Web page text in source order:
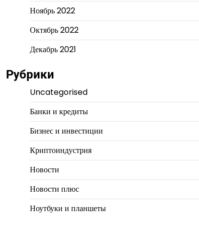
Ноябрь 2022
Октябрь 2022
Декабрь 2021
Рубрики
Uncategorised
Банки и кредиты
Бизнес и инвестиции
Криптоиндустрия
Новости
Новости плюс
Ноутбуки и планшеты